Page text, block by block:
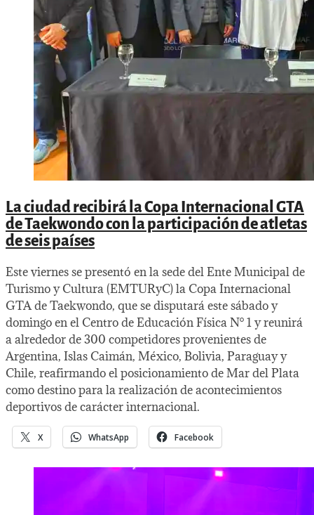
La ciudad recibirá la Copa Internacional GTA
de Taekwondo con la participación de atletas
de seis países
Este viernes se presentó en la sede del Ente Municipal de
Turismo y Cultura (EMTURyC) la Copa Internacional
GTA de Taekwondo, que se disputará este sábado y
domingo en el Centro de Educación Física N° 1 y reunirá
a alrededor de 300 competidores provenientes de
Argentina, Islas Caimán, México, Bolivia, Paraguay y
Chile, reafirmando el posicionamiento de Mar del Plata
como destino para la realización de acontecimientos
deportivos de carácter internacional.
X WhatsApp Facebook